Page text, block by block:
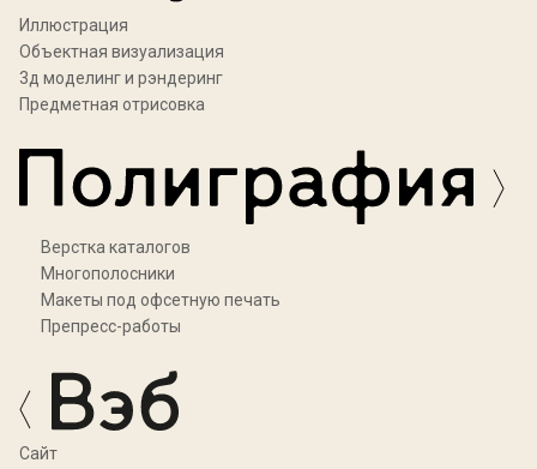
Иллюстрация
Объектная визуализация
3д моделинг и рэндеринг
Предметная отрисовка
Верстка каталогов
Многополосники
Макеты под офсетную печать
Препресс-работы
Cайт